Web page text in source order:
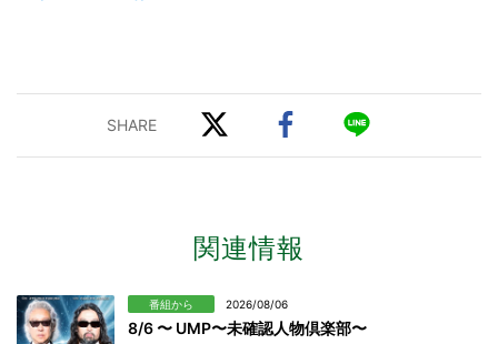
関連情報
番組から 2026/08/06
8/6 〜 UMP〜未確認人物倶楽部〜